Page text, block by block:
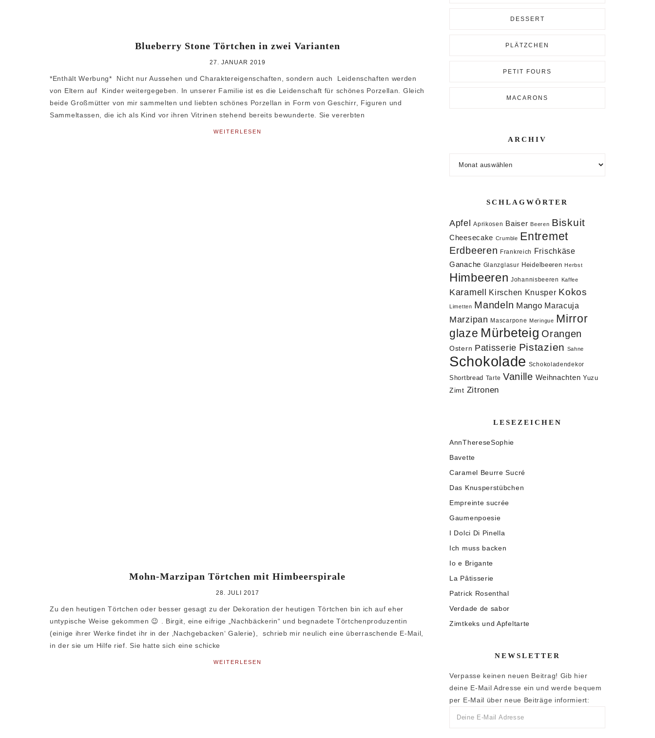
Blueberry Stone Törtchen in zwei Varianten
27. JANUAR 2019
*Enthält Werbung* Nicht nur Aussehen und Charaktereigenschaften, sondern auch Leidenschaften werden
von Eltern auf Kinder weitergegeben. In unserer Familie ist es die Leidenschaft für schönes Porzellan. Gleich
beide Großmütter von mir sammelten und liebten schönes Porzellan in Form von Geschirr, Figuren und
Sammeltassen, die ich als Kind vor ihren Vitrinen stehend bereits bewunderte. Sie vererbten
WEITERLESEN
Mohn-Marzipan Törtchen mit Himbeerspirale
28. JULI 2017
Zu den heutigen Törtchen oder besser gesagt zu der Dekoration der heutigen Törtchen bin ich auf eher
untypische Weise gekommen 😉 . Birgit, eine eifrige „Nachbäckerin“ und begnadete Törtchenproduzentin
(einige ihrer Werke findet ihr in der ‚Nachgebacken‘ Galerie), schrieb mir neulich eine überraschende E-Mail,
in der sie um Hilfe rief. Sie hatte sich eine schicke
WEITERLESEN
DESSERT
PLÄTZCHEN
PETIT FOURS
MACARONS
ARCHIV
SCHLAGWÖRTER
Apfel Aprikosen Baiser Beeren Biskuit
Cheesecake Crumble Entremet
Erdbeeren Frankreich Frischkäse
Ganache Glanzglasur Heidelbeeren Herbst
Himbeeren Johannisbeeren Kaffee
Karamell Kirschen Knusper Kokos
Limetten Mandeln Mango Maracuja
Marzipan Mascarpone Meringue Mirror
glaze Mürbeteig Orangen
Ostern Patisserie Pistazien Sahne
Schokolade Schokoladendekor
Shortbread Tarte Vanille Weihnachten Yuzu
Zimt Zitronen
LESEZEICHEN
AnnThereseSophie
Bavette
Caramel Beurre Sucré
Das Knusperstübchen
Empreinte sucrée
Gaumenpoesie
I Dolci Di Pinella
Ich muss backen
Io e Brigante
La Pâtisserie
Patrick Rosenthal
Verdade de sabor
Zimtkeks und Apfeltarte
NEWSLETTER
Verpasse keinen neuen Beitrag! Gib hier
deine E-Mail Adresse ein und werde bequem
per E-Mail über neue Beiträge informiert: